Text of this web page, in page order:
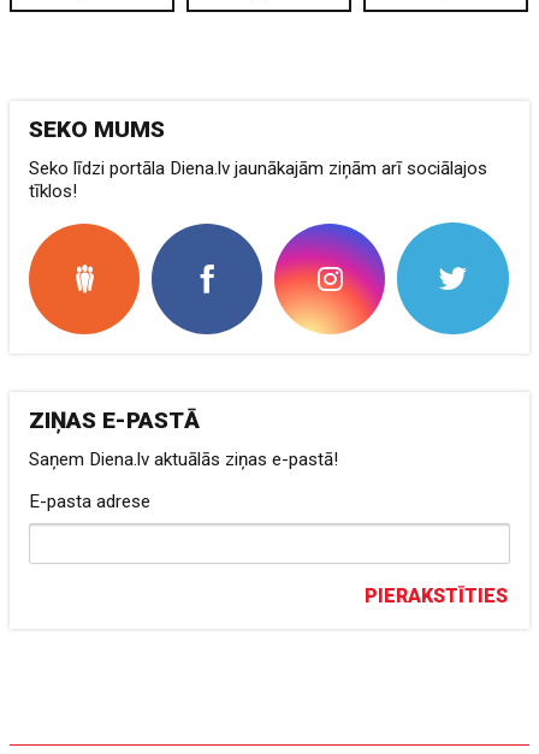
SEKO MUMS
Seko līdzi portāla Diena.lv jaunākajām ziņām arī sociālajos
tīklos!
ZIŅAS E-PASTĀ
Saņem Diena.lv aktuālās ziņas e-pastā!
E-pasta adrese
PIERAKSTĪTIES